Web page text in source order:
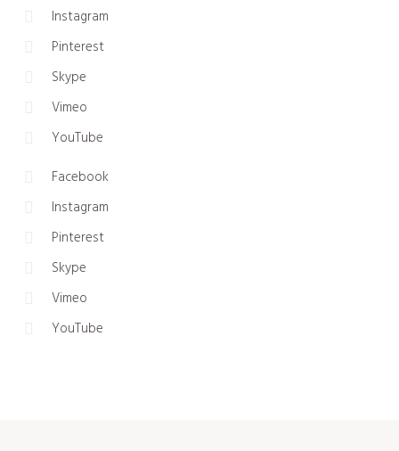
Instagram
Pinterest
Skype
Vimeo
YouTube
Facebook
Instagram
Pinterest
Skype
Vimeo
YouTube